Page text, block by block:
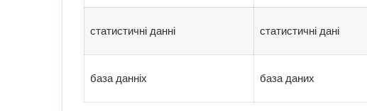
статистичні данні статистичні дані
база данніх база даних